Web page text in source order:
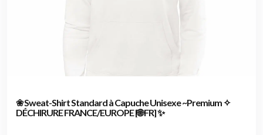
❀ Sweat-Shirt Standard à Capuche Unisexe ~Premium ✧
DÉCHIRURE FRANCE/EUROPE [🌐 FR] ✨